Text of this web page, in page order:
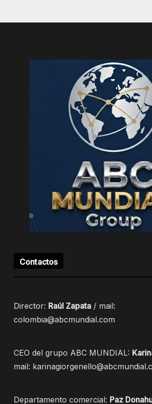
Contactos
Director: Raúl Zapata / mail:
colombia@abcmundial.com
CEO del grupo ABC MUNDIAL:
mail:
Departamento comercial: Paz